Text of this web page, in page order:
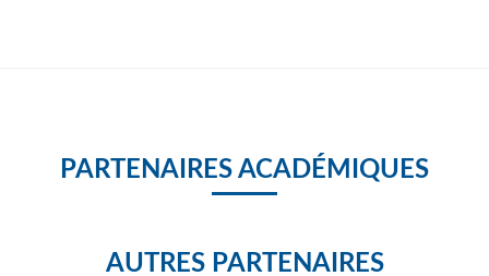
PARTENAIRES ACADÉMIQUES
AUTRES PARTENAIRES